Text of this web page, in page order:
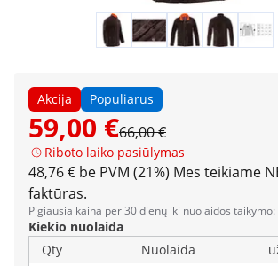
Akcija Populiarus
59,00 €66,00 €
Riboto laiko pasiūlymas
48,76 € be PVM (21%) Mes teikiame
faktūras.
Pigiausia kaina per 30 dienų iki nuolaidos taikymo:
Kiekio nuolaida
Qty
Nuolaida